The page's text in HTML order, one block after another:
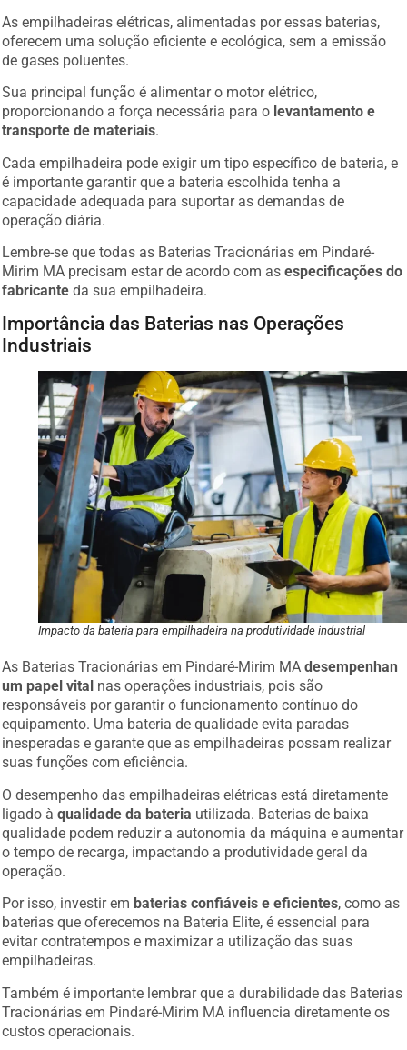
As empilhadeiras elétricas, alimentadas por essas baterias,
oferecem uma solução eficiente e ecológica, sem a emissão
de gases poluentes.
Sua principal função é alimentar o motor elétrico,
proporcionando a força necessária para o levantamento e
transporte de materiais.
Cada empilhadeira pode exigir um tipo específico de bateria, e
é importante garantir que a bateria escolhida tenha a
capacidade adequada para suportar as demandas de
operação diária.
Lembre-se que todas as Baterias Tracionárias em Pindaré-
Mirim MA precisam estar de acordo com as especificações do
fabricante da sua empilhadeira.
Importância das Baterias nas Operações
Industriais
Impacto da bateria para empilhadeira na produtividade industrial
As Baterias Tracionárias em Pindaré-Mirim MAdesempenhan
um papel vital nas operações industriais, pois são
responsáveis por garantir o funcionamento contínuo do
equipamento. Uma bateria de qualidade evita paradas
inesperadas e garante que as empilhadeiras possam realizar
suas funções com eficiência.
O desempenho das empilhadeiras elétricas está diretamente
ligado àqualidade da bateria utilizada. Baterias de baixa
qualidade podem reduzir a autonomia da máquina e aumentar
o tempo de recarga, impactando a produtividade geral da
operação.
Por isso, investir em baterias confiáveis e eficientes, como as
baterias que oferecemos na Bateria Elite, é essencial para
evitar contratempos e maximizar a utilização das suas
empilhadeiras.
Também é importante lembrar que a durabilidade das Baterias
Tracionárias em Pindaré-Mirim MA influencia diretamente os
custos operacionais.